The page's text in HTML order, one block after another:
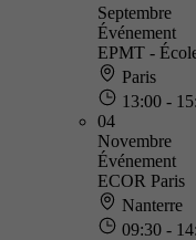
Septembre
Événement
EPMT -
Paris
13:00 -
04
Novembre
Événement
ECOR Paris
Nanterre
09:30 -